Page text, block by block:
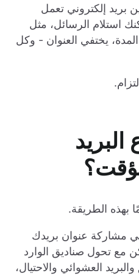
بريد إلكتروني تعمل
استلام الرسائل، مثل
يختفي العنوان - وكل
البريد
بهذه الطريقة.
مشاركة عنوان بريدك
مع تحول صناديق الوارد
العشوائي والاحتيال،